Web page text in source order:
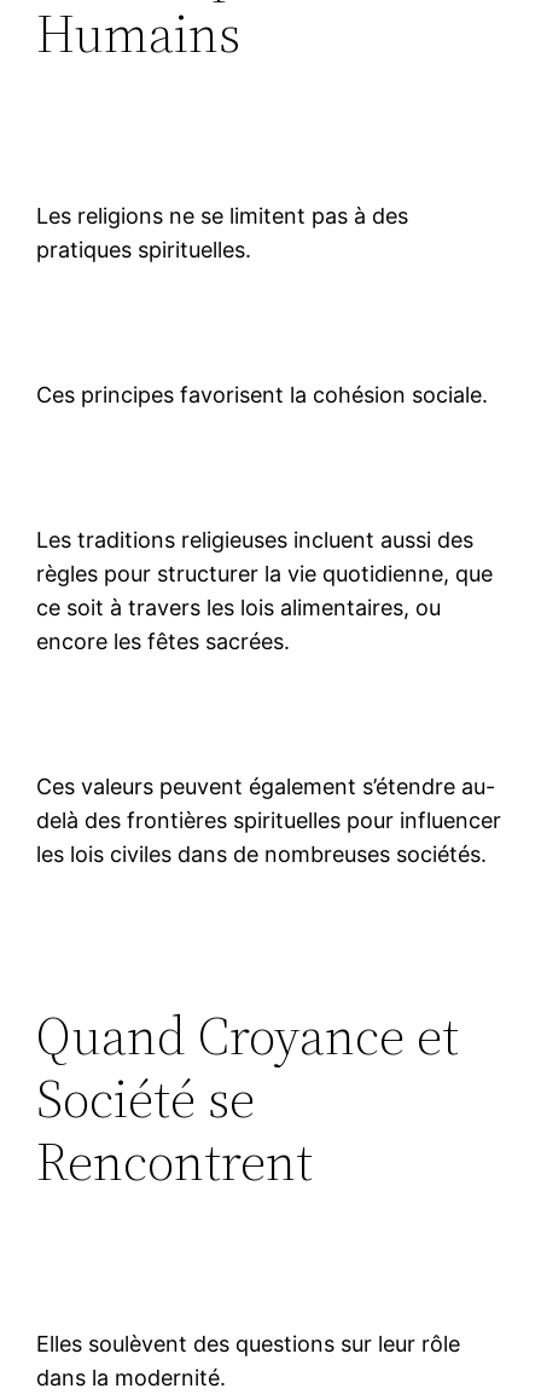
Humains
Les religions ne se limitent pas à des
pratiques spirituelles.
Ces principes favorisent la cohésion sociale.
Les traditions religieuses incluent aussi des
règles pour structurer la vie quotidienne, que
ce soit à travers les lois alimentaires, ou
encore les fêtes sacrées.
Ces valeurs peuvent également s’étendre au-
delà des frontières spirituelles pour influencer
les lois civiles dans de nombreuses sociétés.
Quand Croyance et
Société se
Rencontrent
Elles soulèvent des questions sur leur rôle
dans la modernité.